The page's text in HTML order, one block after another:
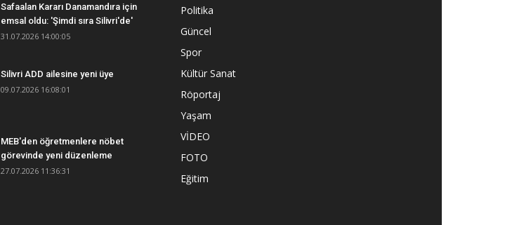
Safaalan Kararı Danamandıra için
emsal oldu: 'Şimdi sıra Silivri'de'
31.07.2026 14:00:05
Silivri ADD ailesine yeni üye
09.07.2026 16:08:01
MEB'den öğretmenlere nöbet
görevinde yeni düzenleme
27.07.2026 11:36:31
Politika
Güncel
Spor
Kültür Sanat
Röportaj
Yaşam
VİDEO
FOTO
Eğitim